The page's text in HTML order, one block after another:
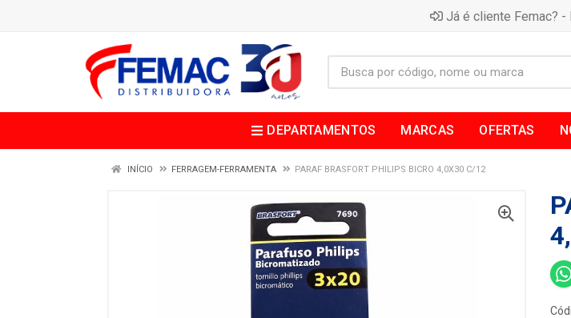
Já é cliente Femac? -
DEPARTAMENTOS MARCAS OFERTAS
INÍCIO FERRAGEM-FERRAMENTA PARAF BRASFORT PHILIPS BICRO 4,0X30 C/12